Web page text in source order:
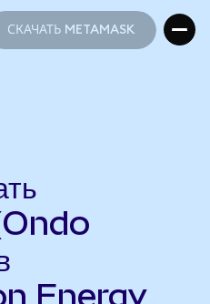
СКАЧАТЬ METAMASK
Energy